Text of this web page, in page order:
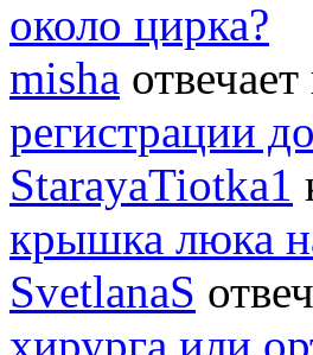
около цирка?
misha
регистрации
StarayaTiotka1
крышка люка
SvetlanaS